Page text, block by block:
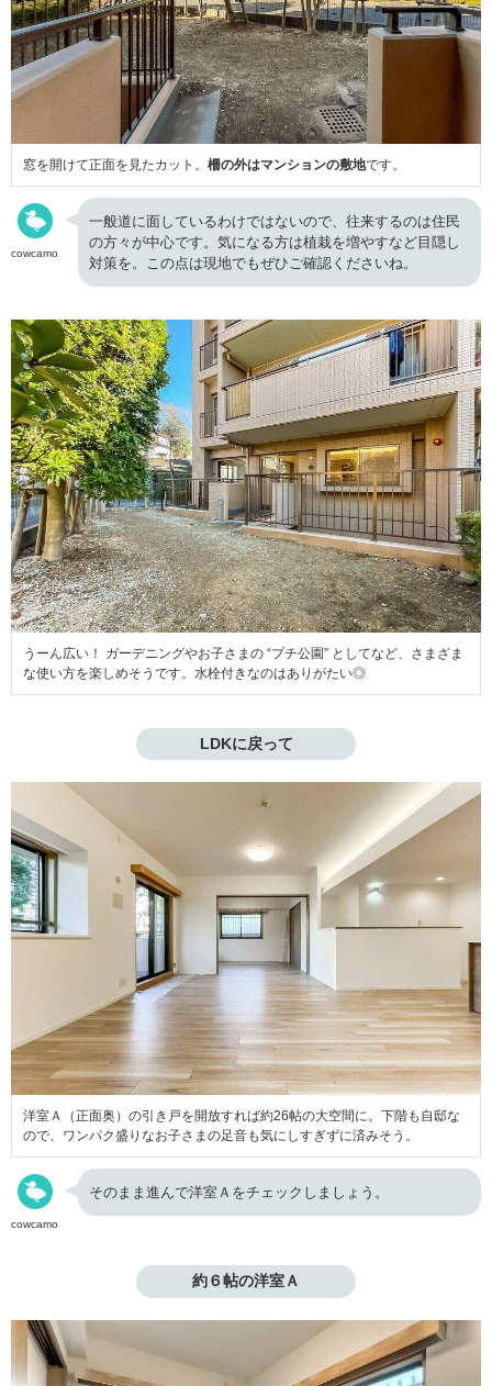
窓を開けて正面を見たカット。 柵の外はマンションの敷地です。
cowcamo
一般道に面しているわけではないので、往来するのは住民
の方々が中心です。気になる方は植栽を増やすなど目隠し
対策を。この点は現地でもぜひご確認くださいね。
うーん広い！ ガーデニングやお子さまの “プチ公園” としてなど、さまざま
な使い方を楽しめそうです。水栓付きなのはありがたい◎
LDKに戻って
洋室Ａ（正面奥）の引き戸を開放すれば約26帖の大空間に。下階も自邸な
ので、ワンパク盛りなお子さまの足音も気にしすぎずに済みそう。
cowcamo
そのまま進んで洋室Ａをチェックしましょう。
約６帖の洋室Ａ